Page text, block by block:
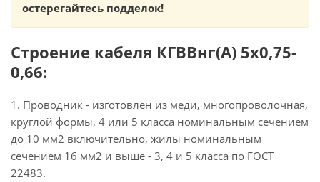
остерегайтесь подделок!
Строение кабеля КГВВнг(А) 5х0,75-
0,66:
1. Проводник - изготовлен из меди, многопроволочная,
круглой формы, 4 или 5 класса номинальным сечением
до 10 мм2 включительно, жилы номинальным
сечением 16 мм2 и выше - 3, 4 и 5 класса по ГОСТ
22483.